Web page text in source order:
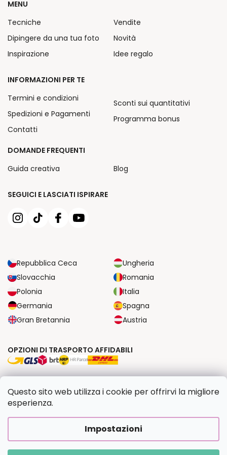
Questo sito web utilizza i cookie per offrirvi la migliore
esperienza.
Impostazioni
SEGUICI E LASCIATI ISPIRARE
Repubblica Ceca
Ungheria
Slovacchia
Romania
Polonia
Italia
Germania
Spagna
Gran Bretannia
Austria
MENU
Tecniche
Dipingere da una tua foto
Inspirazione
Vendite
Novità
Idee regalo
INFORMAZIONI PER TE
Termini e condizioni
Spedizioni e Pagamenti
Contatti
Sconti sui quantitativi
Programma bonus
DOMANDE FREQUENTI
Guida creativa
Blog
OPZIONI DI TRASPORTO AFFIDABILI
Creato da Shoptet Premium|UpraviloFV STUDIO
Copyright 2026Dipingilo.it. Tutti i diritti riservati.